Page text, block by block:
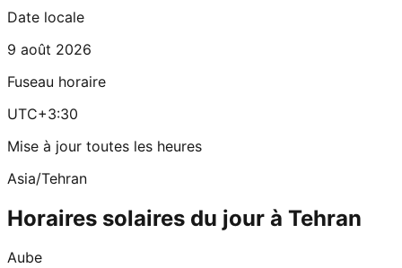
Date locale
9 août 2026
Fuseau horaire
UTC+3:30
Mise à jour toutes les heures
Asia/Tehran
Horaires solaires du jour à Tehran
Aube